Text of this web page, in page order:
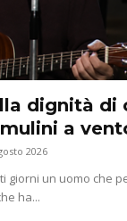
dignità di
a
2026
giorni un uomo che
ha...